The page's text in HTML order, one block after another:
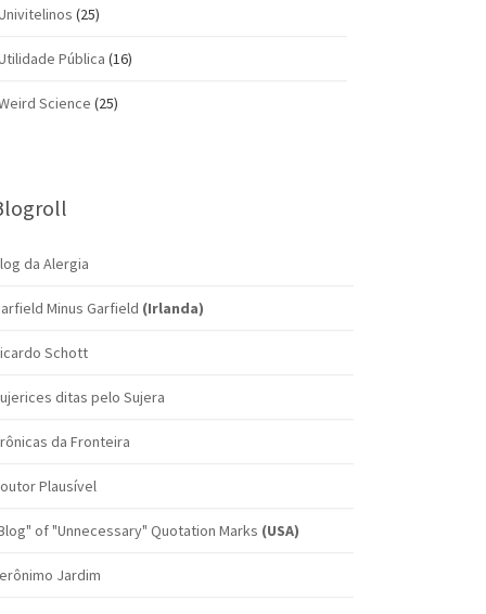
(25)
Pública (16)
Science (25)
da Alergia
Minus Garfield (Irlanda)
Schott
ditas pelo Sujera
da Fronteira
Plausível
of "Unnecessary" Quotation Marks (USA)
Jardim